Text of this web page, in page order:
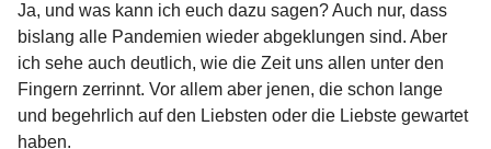
Ja, und was kann ich euch dazu sagen? Auch nur, dass
bislang alle Pandemien wieder abgeklungen sind. Aber
ich sehe auch deutlich, wie die Zeit uns allen unter den
Fingern zerrinnt. Vor allem aber jenen, die schon lange
und begehrlich auf den Liebsten oder die Liebste gewartet
haben.